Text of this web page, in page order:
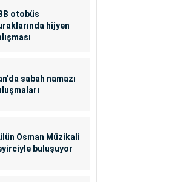
otobüs
hijyen
sabah namazı
Osman Müzikali
buluşuyor